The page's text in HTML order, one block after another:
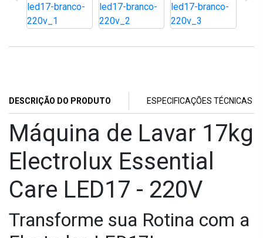
DESCRIÇÃO DO PRODUTO ESPECIFICAÇÕES TÉCNICAS
Máquina de Lavar 17kg
Electrolux Essential
Care LED17 - 220V
Transforme sua Rotina com a